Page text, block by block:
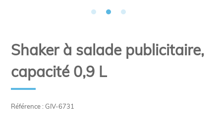
Référence : GIV-6731
Shaker à salade publicitaire,
capacité 0,9 L